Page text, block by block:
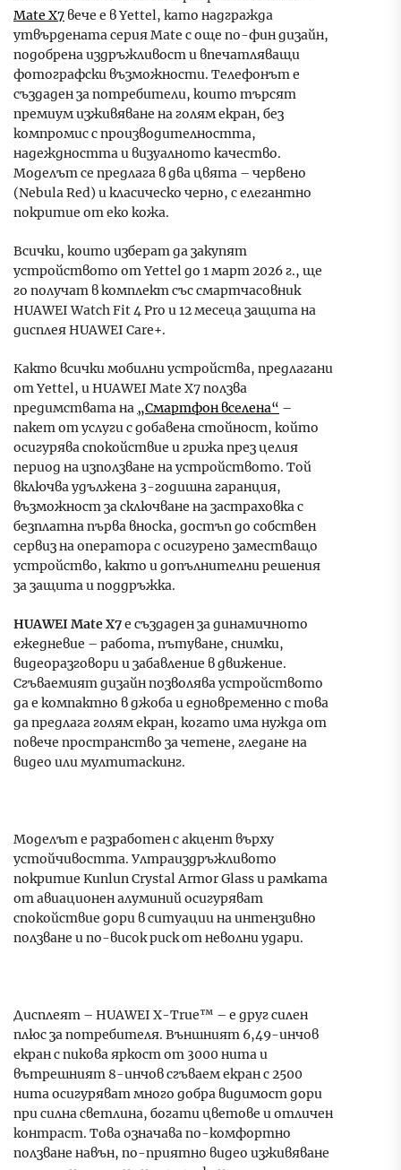
Mate X7 вече е в Yettel, като надгражда
утвърдената серия Mate с още по-фин дизайн,
подобрена издръжливост и впечатляващи
фотографски възможности. Телефонът е
създаден за потребители, които търсят
премиум изживяване на голям екран, без
компромис с производителността,
надеждността и визуалното качество.
Моделът се предлага в два цвята – червено
(Nebula Red) и класическо черно, с елегантно
покритие от еко кожа.
Всички, които изберат да закупят
устройството от Yettel до 1 март 2026 г., ще
го получат в комплект със смартчасовник
HUAWEI Watch Fit 4 Pro и 12 месеца защита на
дисплея HUAWEI Care+.
Както всички мобилни устройства, предлагани
от Yettel, и HUAWEI Mate X7 ползва
предимствата на „Смартфон вселена“ –
пакет от услуги с добавена стойност, който
осигурява спокойствие и грижа през целия
период на използване на устройството. Той
включва удължена 3-годишна гаранция,
възможност за сключване на застраховка с
безплатна първа вноска, достъп до собствен
сервиз на оператора с осигурено заместващо
устройство, както и допълнителни решения
за защита и поддръжка.
HUAWEI Mate X7е създаден за динамичното
ежедневие – работа, пътуване, снимки,
видеоразговори и забавление в движение.
Сгъваемият дизайн позволява устройството
да е компактно в джоба и едновременно с това
да предлага голям екран, когато има нужда от
повече пространство за четене, гледане на
видео или мултитаскинг.
Моделът е разработен с акцент върху
устойчивостта. Ултраиздръжливото
покритие Kunlun Crystal Armor Glass и рамката
от авиационен алуминий осигуряват
спокойствие дори в ситуации на интензивно
ползване и по-висок риск от неволни удари.
Дисплеят – HUAWEI X-True™ – е друг силен
плюс за потребителя. Външният 6,49-инчов
екран с пикова яркост от 3000 нита и
вътрешният 8-инчов сгъваем екран с 2500
нита осигуряват много добра видимост дори
при силна светлина, богати цветове и отличен
контраст. Това означава по-комфортно
ползване навън, по-приятно видео изживяване